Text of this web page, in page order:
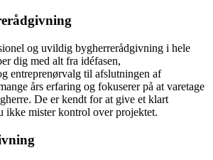
og uvildig bygherrerådgivning i hele
dig med alt fra idéfasen,
entreprenørvalg til afslutningen af
års erfaring og fokuserer på at varetage
De er kendt for at give et klart
ikke mister kontrol over projektet.